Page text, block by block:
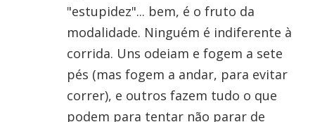
"estupidez"... bem, é o fruto da
modalidade. Ninguém é indiferente à
corrida. Uns odeiam e fogem a sete
pés (mas fogem a andar, para evitar
correr), e outros fazem tudo o que
podem para tentar não parar de